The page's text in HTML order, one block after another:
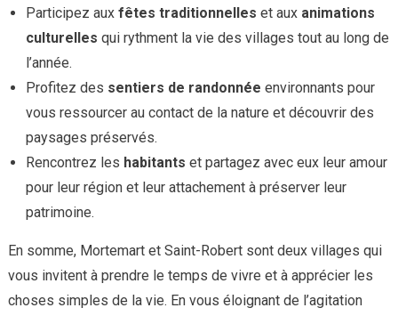
Participez aux fêtes traditionnelles et aux animations
culturelles qui rythment la vie des villages tout au long de
l’année.
Profitez des sentiers de randonnée environnants pour
vous ressourcer au contact de la nature et découvrir des
paysages préservés.
Rencontrez les habitants et partagez avec eux leur amour
pour leur région et leur attachement à préserver leur
patrimoine.
En somme, Mortemart et Saint-Robert sont deux villages qui
vous invitent à prendre le temps de vivre et à apprécier les
choses simples de la vie. En vous éloignant de l’agitation